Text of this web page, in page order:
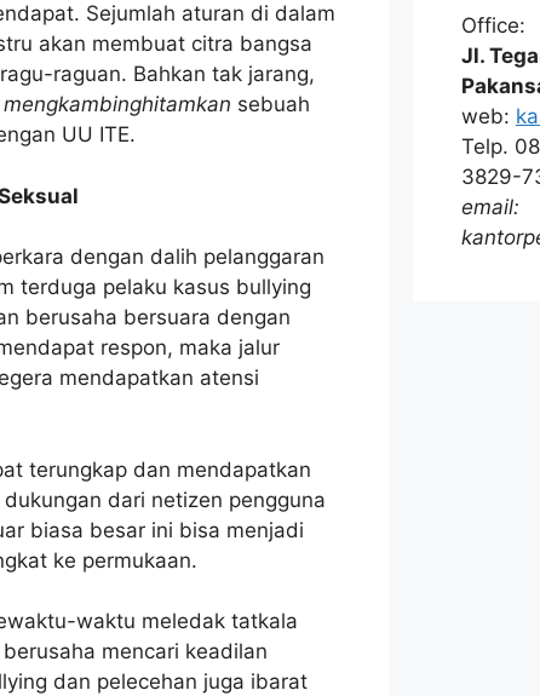
Sejumlah aturan di dalam
akan membuat citra bangsa
raguan. Bahkan tak jarang,
mengkambinghitamkan sebuah
UU ITE.
dengan dalih pelanggaran
terduga pelaku kasus bullying
berusaha bersuara dengan
respon, maka jalur
mendapatkan atensi
terungkap dan mendapatkan
dari netizen pengguna
biasa besar ini bisa menjadi
ke permukaan.
waktu meledak tatkala
mencari keadilan
dan pelecehan juga ibarat
Office:
Jl.
web:
Telp.
3829-
email: